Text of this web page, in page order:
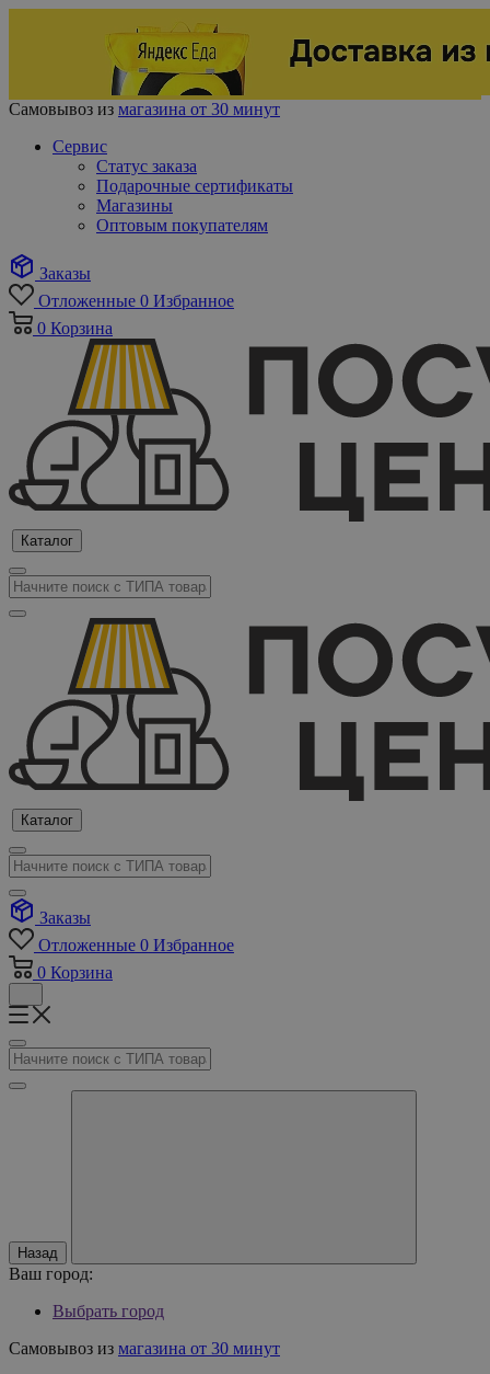
Самовывоз из магазина от 30 минут
Сервис
Статус заказа
Подарочные сертификаты
Магазины
Оптовым покупателям
Заказы
Отложенные 0 Избранное
0 Корзина
Каталог
Каталог
Заказы
Отложенные 0 Избранное
0 Корзина
Назад
Ваш город:
Выбрать город
Самовывоз из магазина от 30 минут